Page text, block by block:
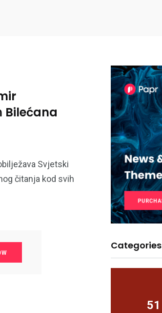
Bilećana
Svjetski
čitanja kod svih
Categories
51